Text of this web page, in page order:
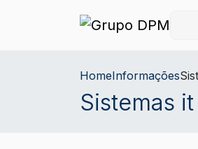
HomeInformações
Sistemas